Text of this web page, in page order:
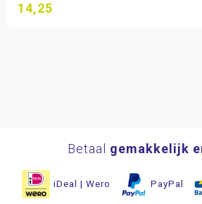
14,25
Betaal gemakkelijk
iDeal | Wero PayPal